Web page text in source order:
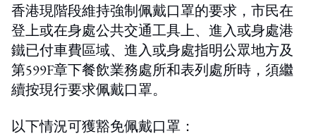
香港現階段維持強制佩戴口罩的要求，市民在
登上或在身處公共交通工具上、進入或身處港
鐵已付車費區域、進入或身處指明公眾地方及
第599F章下餐飲業務處所和表列處所時，須繼
續按現行要求佩戴口罩。
以下情況可獲豁免佩戴口罩：